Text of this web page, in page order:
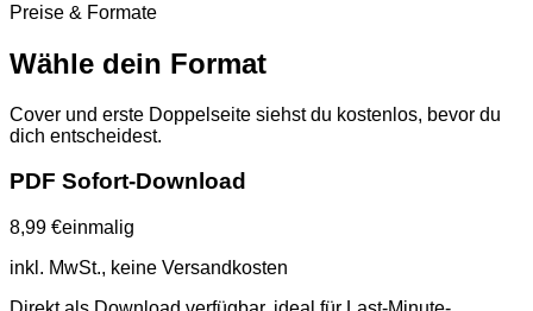
Preise & Formate
Wähle dein Format
Cover und erste Doppelseite siehst du kostenlos, bevor du
dich entscheidest.
PDF Sofort-Download
8,99 €einmalig
inkl. MwSt., keine Versandkosten